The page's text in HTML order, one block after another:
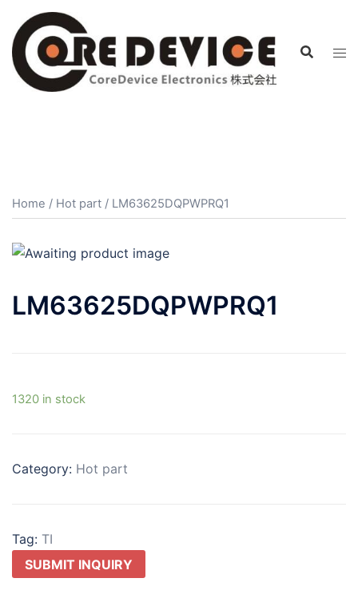
Home / Hot part / LM63625DQPWPRQ1
LM63625DQPWPRQ1
1320 in stock
Category: Hot part
Tag: TI
SUBMIT INQUIRY